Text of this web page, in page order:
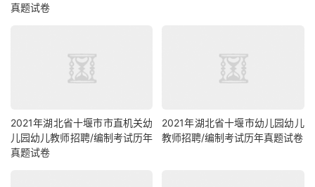
真题试卷
2021年湖北省十堰市市直机关幼
儿园幼儿教师招聘/编制考试历年
真题试卷
2021年湖北省十堰市幼儿园幼儿
教师招聘/编制考试历年真题试卷